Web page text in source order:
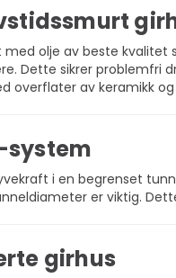
olje av beste kvalitet
Dette sikrer problemfri
overflater av keramikk
system
i en begrenset
er viktig.
girhus